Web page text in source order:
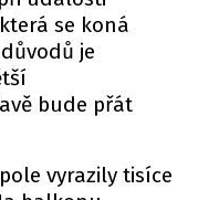
se koná
je
bude přát
vyrazily tisíce